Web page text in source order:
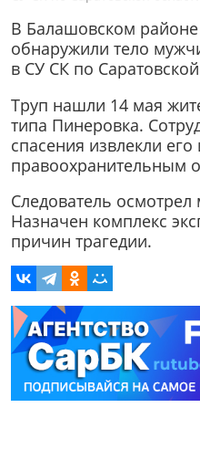
В Балашовском
обнаружили тело
в СУ СК по
Труп нашли 14 мая
типа Пинеровка.
спасения извлекли
правоохранительным
Следователь
Назначен комплекс
причин трагедии.